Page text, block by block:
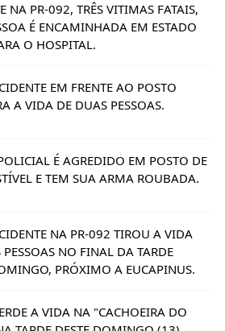
NA PR-092, TRÊS VITIMAS FATAIS,
É ENCAMINHADA EM ESTADO
O HOSPITAL.
EM FRENTE AO POSTO
A VIDA DE DUAS PESSOAS.
É AGREDIDO EM POSTO DE
E TEM SUA ARMA ROUBADA.
NA PR-092 TIROU A VIDA
PESSOAS NO FINAL DA TARDE
PRÓXIMO A EUCAPINUS.
A VIDA NA "CACHOEIRA DO